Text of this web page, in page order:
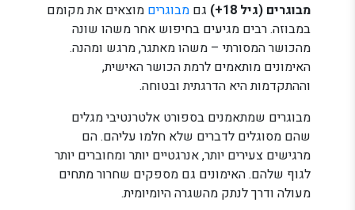
מבוגרים (גיל 18+)
גם מבוגרים מוצאים את מקומם
במבוזה. רבים מגיעים בחיפוש אחר משהו שונה
מהכושר המסורתי – משהו מאתגר, מרגש ומהנה.
האימונים מותאמים לרמת הכושר האישית,
וההתקדמות היא הדרגתית ובטוחה.
מבוגרים שמתאמנים בספורט אלטרנטיבי מגלים
שהם מסוגלים לדברים שלא חלמו עליהם. הם
מרגישים צעירים יותר, אנרגטיים יותר ומחוברים יותר
לגוף שלהם. האימונים גם מספקים שחרור מתחים
מעולה ודרך לנתק מהשגרה היומיומית.